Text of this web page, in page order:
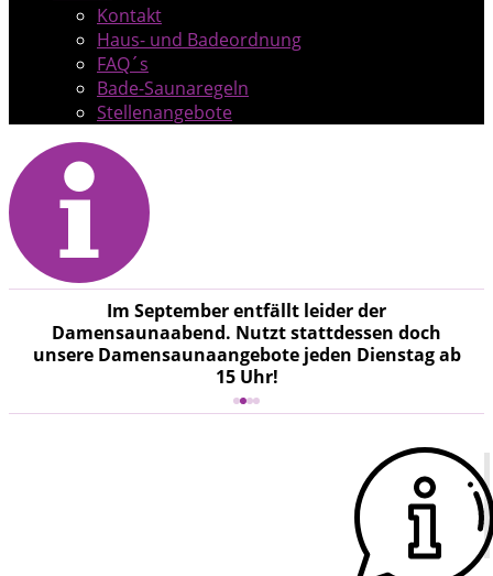
Kontakt
Haus- und Badeordnung
FAQ´s
Bade-Saunaregeln
Stellenangebote
Im September entfällt leider der
Damensaunaabend. Nutzt stattdessen doch
unsere Damensaunaangebote jeden Dienstag ab
15 Uhr!